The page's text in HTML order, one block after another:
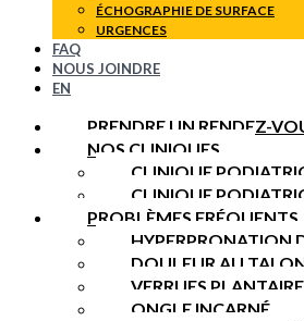
ÉCHOGRAPHIE DE SURFACE
URGENCES
FAQ
NOUS JOINDRE
EN
PRENDRE UN RENDEZ-
NOS CLINIQUES
CLINIQUE
CLINIQUE
PROBLÈMES FRÉQUENTS
HYPERPRONATION
DOULEUR AU
VERRUES
ONGLE INCARNÉ